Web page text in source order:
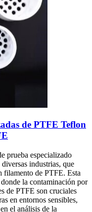
de PTFE Teflon
prueba especializado
industrias, que
filamento de PTFE. Esta
la contaminación por
de PTFE son cruciales
en entornos sensibles,
el análisis de la